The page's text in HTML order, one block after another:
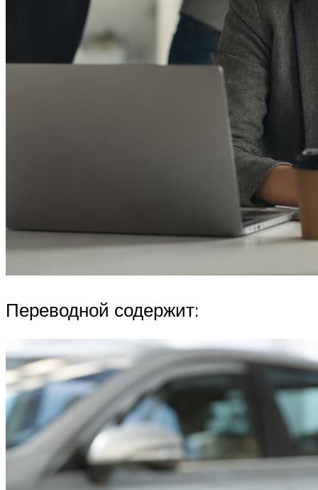
Переводной содержит: